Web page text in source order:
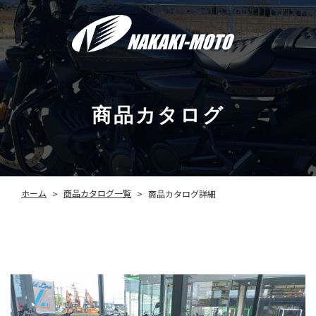
商品カタログ
ホーム > 商品カタログ一覧 > 商品カタログ詳細